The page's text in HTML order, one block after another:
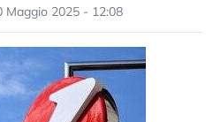
Maggio 2025 - 12:08